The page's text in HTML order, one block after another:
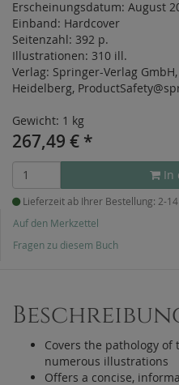
Erscheinungsdatum: August
Einband: Hardcover
Seitenzahl: 392 p.
Illustrationen: 310 ill.
Verlag: Springer-Verlag
Heidelberg,
Gewicht: 1 kg
267,49 € *
In
Lieferzeit ab Ihrer Bestellung: 2-
Auf den Merkzettel
Fragen zu diesem Buch
Covers the pathology
numerous illustrations
Offers a concise,